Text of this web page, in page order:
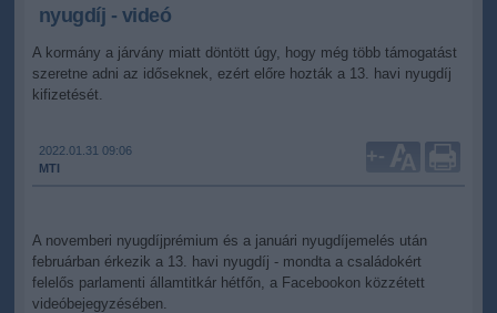
nyugdíj - videó
A kormány a járvány miatt döntött úgy, hogy még több támogatást
szeretne adni az időseknek, ezért előre hozták a 13. havi nyugdíj
kifizetését.
2022.01.31 09:06
MTI
+-
A novemberi nyugdíjprémium és a januári nyugdíjemelés után
februárban érkezik a 13. havi nyugdíj - mondta a családokért
felelős parlamenti államtitkár hétfőn, a Facebookon közzétett
videóbejegyzésében.